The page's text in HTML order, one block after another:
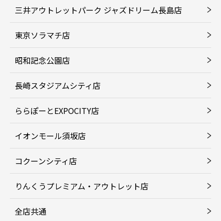
三井アウトレットパーク ジャズドリーム長島店
東京ソラマチ店
昭和記念公園店
長崎スタジアムシティ店
ららぽーとEXPOCITY店
イオンモール須坂店
コクーンシティ店
りんくうプレミアム・アウトレット店
全店共通